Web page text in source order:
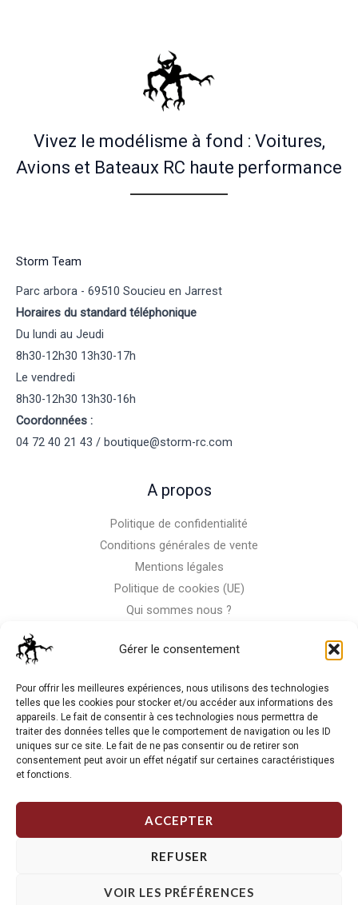
Gérer le consentement
Pour offrir les meilleures expériences, nous utilisons des technologies
telles que les cookies pour stocker et/ou accéder aux informations des
appareils. Le fait de consentir à ces technologies nous permettra de
traiter des données telles que le comportement de navigation ou les ID
uniques sur ce site. Le fait de ne pas consentir ou de retirer son
consentement peut avoir un effet négatif sur certaines caractéristiques
et fonctions.
ACCEPTER
REFUSER
VOIR LES PRÉFÉRENCES
Vivez le modélisme à fond : Voitures,
Avions et Bateaux RC haute performance
Storm Team
Parc arbora - 69510 Soucieu en Jarrest
Horaires du standard téléphonique
Du lundi au Jeudi
8h30-12h30 13h30-17h
Le vendredi
8h30-12h30 13h30-16h
Coordonnées :
04 72 40 21 43 / boutique@storm-rc.com
A propos
Politique de confidentialité
Conditions générales de vente
Mentions légales
Politique de cookies (UE)
Qui sommes nous ?
La RC n'est pas notre seule passion, venez visiter notre shop
de motos
Copyright © 2026 Storm RC. Powered by Storm Team.